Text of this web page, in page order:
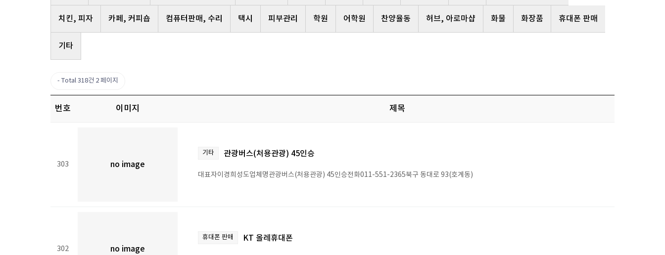
치킨, 피자 카페, 커피숍 컴퓨터판매, 수리 택시 피부관리 학원 어학원 찬양율동 허브, 아로마샵 화물 화장품 휴대폰 판매
기타
Total 318건 2 페이지
번호 이미지 제목
303 no image
기타 관광버스(처용관광) 45인승
대표자이경희성도업체명관광버스(처용관광) 45인승전화011-551-2365북구 동대로 93(호계동)
302 no image
휴대폰 판매 KT 올레휴대폰